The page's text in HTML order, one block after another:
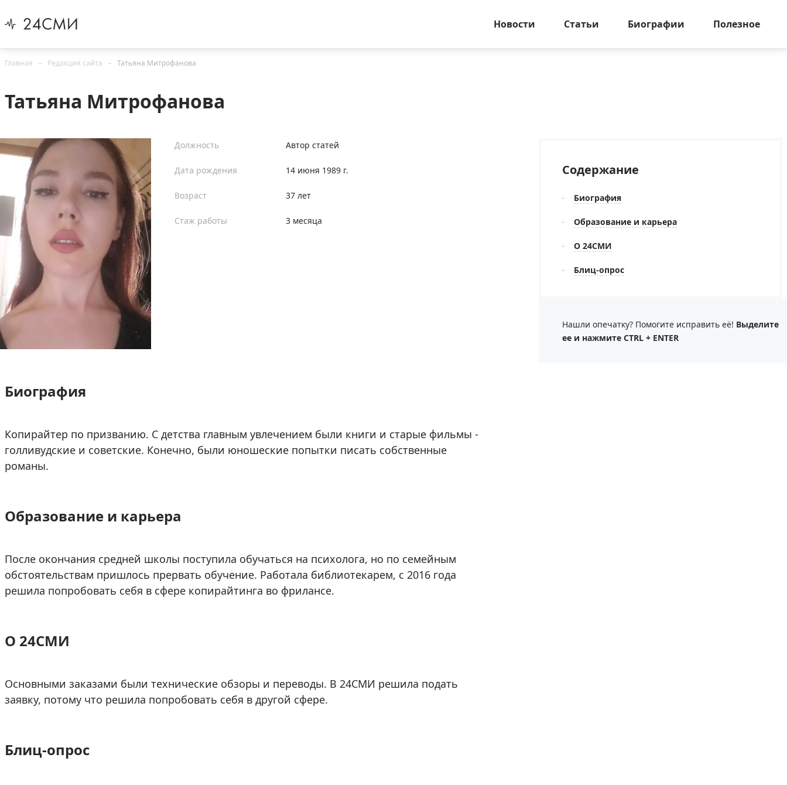
Новости Статьи Биографии Полезное
Главная Редакция сайта Татьяна Митрофанова
Татьяна Митрофанова
Должность Автор статей
Дата рождения 14 июня 1989 г.
Возраст 37 лет
Стаж работы 3 месяца
Биография
Копирайтер по призванию. С детства главным увлечением были книги и старые фильмы -
голливудские и советские. Конечно, были юношеские попытки писать собственные
романы.
Образование и карьера
После окончания средней школы поступила обучаться на психолога, но по семейным
обстоятельствам пришлось прервать обучение. Работала библиотекарем, с 2016 года
решила попробовать себя в сфере копирайтинга во фрилансе.
О 24СМИ
Основными заказами были технические обзоры и переводы. В 24СМИ решила подать
заявку, потому что решила попробовать себя в другой сфере.
Блиц-опрос
Содержание
Биография
Образование и карьера
О 24СМИ
Блиц-опрос
Нашли опечатку? Помогите исправить её! Выделите
ее и нажмите CTRL + ENTER